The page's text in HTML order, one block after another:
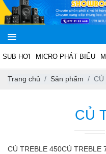
SUB HƠI MICRO PHÁT BIỂU
Trang chủ Sản phẩm CỦ
CỦ
CỦ TREBLE 450CỦ TREBLE